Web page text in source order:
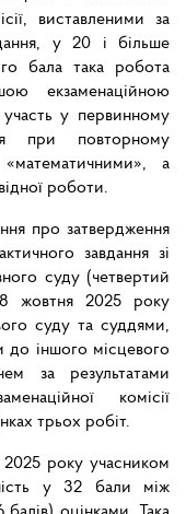
виставленими за
у 20 і більше
бала така робота
екзаменаційною
участь у первинному
при повторному
а
роботи.
про затвердження
завдання зі
суду (четвертий
жовтня 2025 року
суду та суддями,
до іншого місцевого
за результатами
комісії
трьох робіт.
2025 року учасником
у 32 бали між